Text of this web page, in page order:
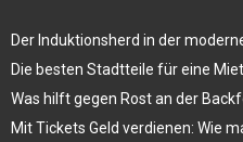
Der Induktionsherd in der
Die besten Stadtteile für eine
Was hilft gegen Rost an der
Mit Tickets Geld verdienen: Wie